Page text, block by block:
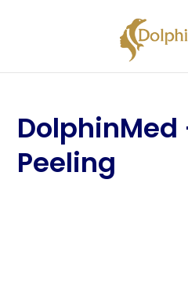
DolphinMed
Peeling